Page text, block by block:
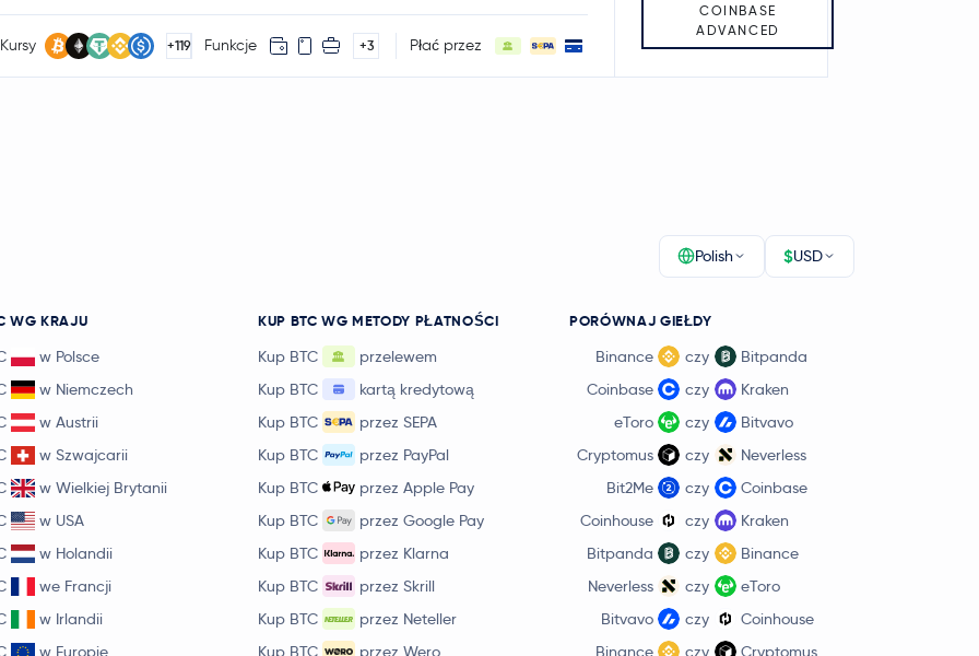
Kursy +119 Funkcje +3 Płać przez
COINBASE
ADVANCED
Polish $USD
WG KRAJU
w Polsce
w Niemczech
w Austrii
w Szwajcarii
w Wielkiej Brytanii
w USA
w Holandii
we Francji
w Irlandii
w Europie
KUP BTC WG METODY PŁATNOŚCI
Kup BTC
przelewem
Kup BTC
kartą kredytową
Kup BTC
przez SEPA
Kup BTC
przez PayPal
Kup BTC
przez Apple Pay
Kup BTC
przez Google Pay
Kup BTC
przez Klarna
Kup BTC
przez Skrill
Kup BTC
przez Neteller
Kup BTC
przez Wero
PORÓWNAJ GIEŁDY
Binance czy
Bitpanda
Coinbase
czy
Kraken
eToro
czy
Bitvavo
Cryptomus
czy
Neverless
Bit2Me
czy
Coinbase
Coinhouse
czy
Kraken
Bitpanda
czy
Binance
Neverless
czy
eToro
Bitvavo
czy
Coinhouse
Binance
czy Cryptomus